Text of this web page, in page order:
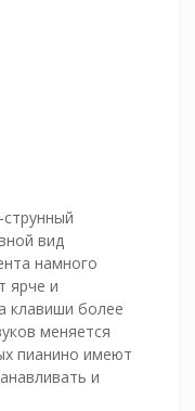
вид
намного
ярче и
клавиши более
меняется
пианино имеют
и